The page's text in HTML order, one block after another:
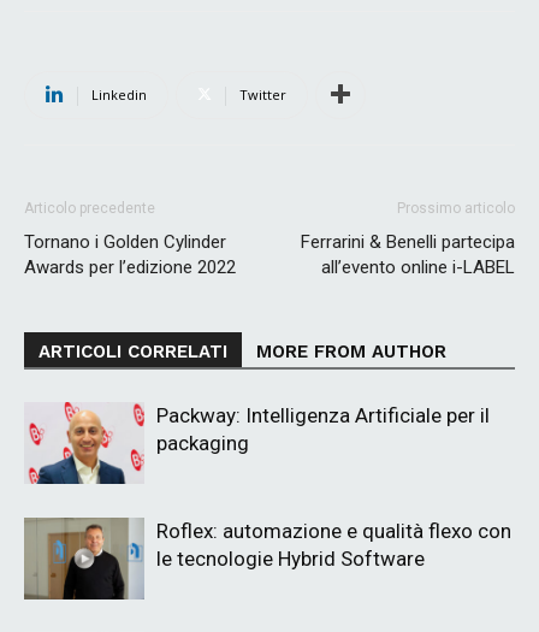
Linkedin Twitter
Articolo precedente
Tornano i Golden Cylinder
Awards per l’edizione 2022
Prossimo articolo
Ferrarini & Benelli partecipa
all’evento online i-LABEL
ARTICOLI CORRELATI MORE FROM AUTHOR
Packway: Intelligenza Artificiale per il
packaging
Roflex: automazione e qualità flexo con
le tecnologie Hybrid Software